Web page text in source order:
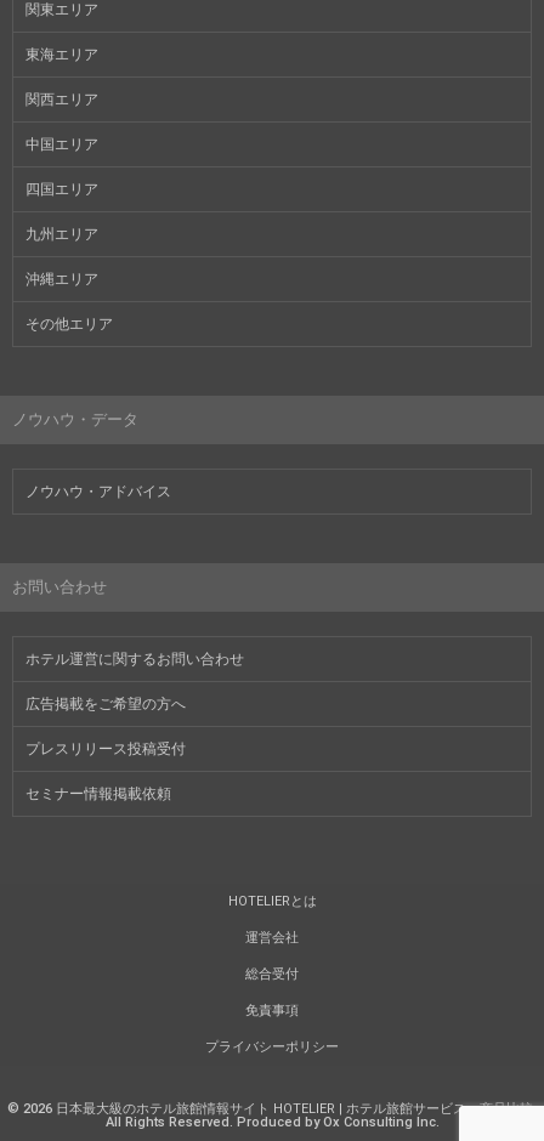
関東エリア
東海エリア
関西エリア
中国エリア
四国エリア
九州エリア
沖縄エリア
その他エリア
ノウハウ・データ
ノウハウ・アドバイス
お問い合わせ
ホテル運営に関するお問い合わせ
広告掲載をご希望の方へ
プレスリリース投稿受付
セミナー情報掲載依頼
HOTELIERとは
運営会社
総合受付
免責事項
プライバシーポリシー
© 2026 日本最大級のホテル旅館情報サイト HOTELIER | ホテル旅館サービス・商品比較.
All Rights Reserved. Produced by Ox Consulting Inc.